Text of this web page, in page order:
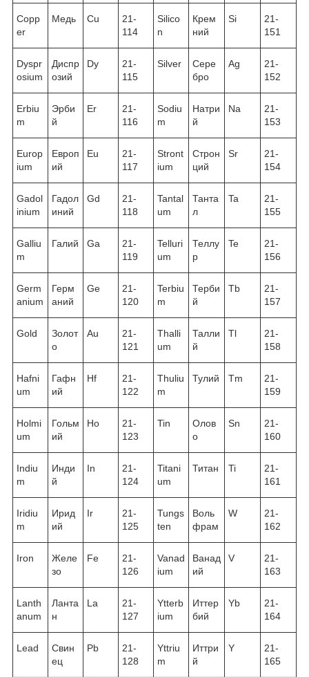
Copp
er
Медь Cu
21-
114
Silico
n
Крем
ний
Si
21-
151
Dyspr
osium
Диспр
озий
Dy
21-
115
Silver
Сере
бро
Ag
21-
152
Erbiu
m
Эрби
й
Er
21-
116
Sodiu
m
Натри
й
Na
21-
153
Europ
ium
Европ
ий
Eu
21-
117
Stront
ium
Строн
ций
Sr
21-
154
Gadol
inium
Гадол
иний
Gd
21-
118
Tantal
um
Танта
л
Ta
21-
155
Galliu
m
Галий Ga
21-
119
Telluri
um
Теллу
р
Te
21-
156
Germ
anium
Герм
аний
Ge
21-
120
Terbiu
m
Терби
й
Tb
21-
157
Gold
Золот
о
Au
21-
121
Thalli
um
Талли
й
Tl
21-
158
Hafni
um
Гафн
ий
Hf
21-
122
Thuliu
m
Тулий Tm
21-
159
Holmi
um
Гольм
ий
Ho
21-
123
Tin
Олов
о
Sn
21-
160
Indiu
m
Инди
й
In
21-
124
Titani
um
Титан Ti
21-
161
Iridiu
m
Ирид
ий
Ir
21-
125
Tungs
ten
Воль
фрам
W
21-
162
Iron
Желе
зо
Fe
21-
126
Vanad
ium
Ванад
ий
V
21-
163
Lanth
anum
Ланта
н
La
21-
127
Ytterb
ium
Иттер
бий
Yb
21-
164
Lead
Свин
ец
Pb
21-
128
Yttriu
m
Иттри
й
Y
21-
165